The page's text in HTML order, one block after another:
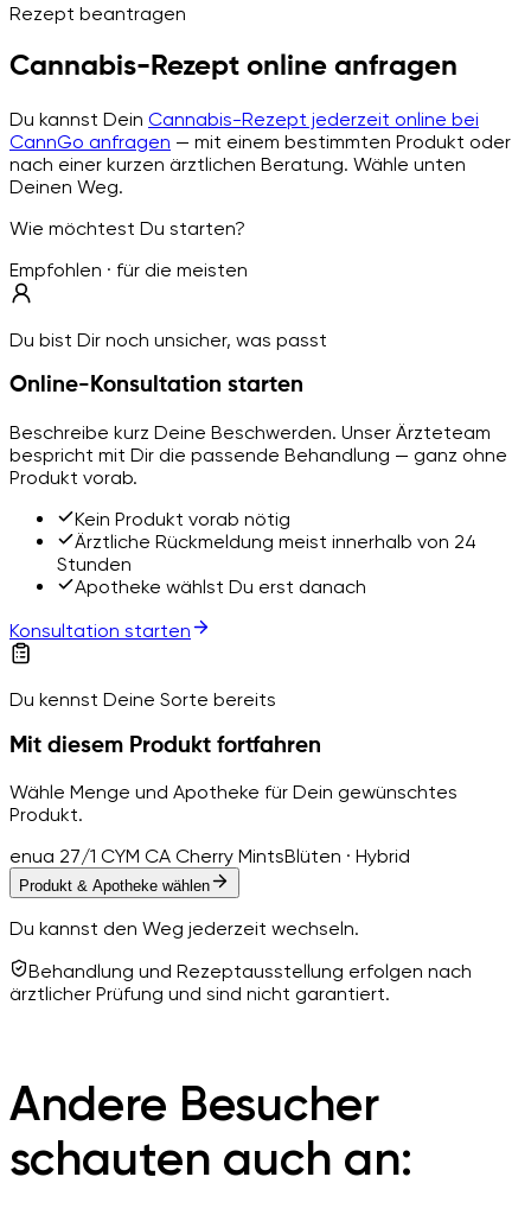
Rezept beantragen
Cannabis-Rezept online anfragen
Du kannst Dein Cannabis-Rezept jederzeit online bei
CannGo anfragen — mit einem bestimmten Produkt oder
nach einer kurzen ärztlichen Beratung. Wähle unten
Deinen Weg.
Wie möchtest Du starten?
Empfohlen · für die meisten
Du bist Dir noch unsicher, was passt
Online-Konsultation starten
Beschreibe kurz Deine Beschwerden. Unser Ärzteteam
bespricht mit Dir die passende Behandlung — ganz ohne
Produkt vorab.
Kein Produkt vorab nötig
Ärztliche Rückmeldung meist innerhalb von 24
Stunden
Apotheke wählst Du erst danach
Konsultation starten
Du kennst Deine Sorte bereits
Mit diesem Produkt fortfahren
Wähle Menge und Apotheke für Dein gewünschtes
Produkt.
enua 27/1 CYM CA Cherry MintsBlüten · Hybrid
Produkt & Apotheke wählen
Du kannst den Weg jederzeit wechseln.
Behandlung und Rezeptausstellung erfolgen nach
ärztlicher Prüfung und sind nicht garantiert.
Andere Besucher
schauten auch an: